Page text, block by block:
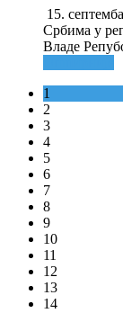
15.
Србима у
Владе
1
2
3
4
5
6
7
8
9
10
11
12
13
14